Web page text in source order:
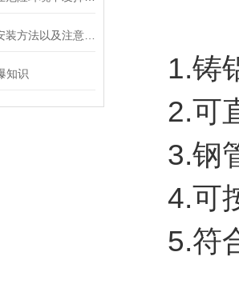
知识
1.铸
2.可
3.钢
4.可
5.符